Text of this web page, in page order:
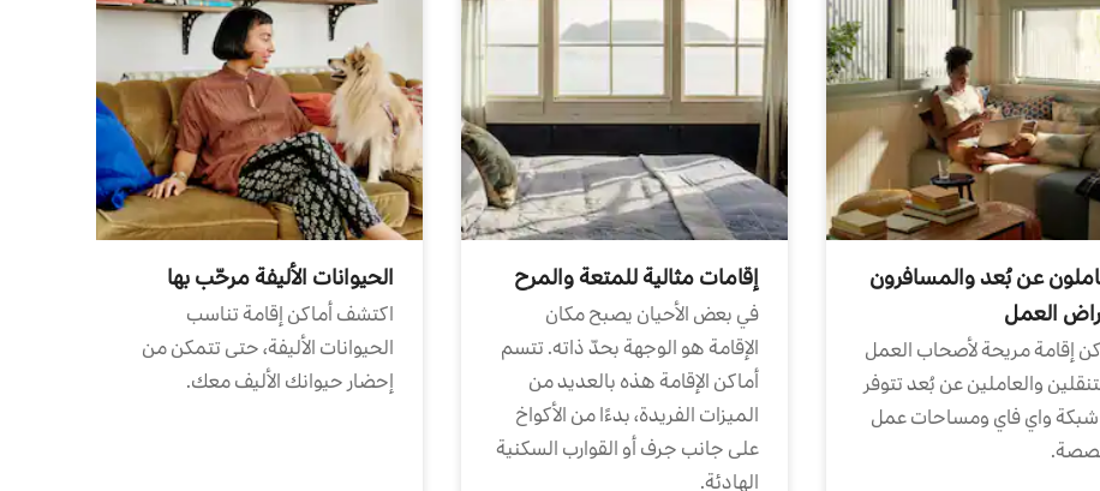
عن بُعد والمسافرون
العمل
إقامة مريحة لأصحاب العمل
والعاملين عن بُعد تتوفر
شبكة واي فاي ومساحات عمل
إقامات مثالية للمتعة والمرح
في بعض الأحيان يصبح مكان
الإقامة هو الوجهة بحدّ ذاته. تتسم
أماكن الإقامة هذه بالعديد من
الميزات الفريدة، بدءًا من الأكواخ
على جانب جرف أو القوارب السكنية
الهادئة.
الحيوانات الأليفة مرحّب بها
اكتشف أماكن إقامة تناسب
الحيوانات الأليفة، حتى تتمكن من
إحضار حيوانك الأليف معك.